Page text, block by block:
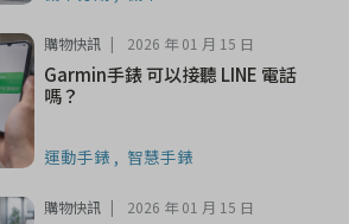
購物快訊 2026 年 01 月 15 日
Garmin手錶 可以接聽 LINE 電話
嗎？
運動手錶 智慧手錶
購物快訊 2026 年 01 月 15 日